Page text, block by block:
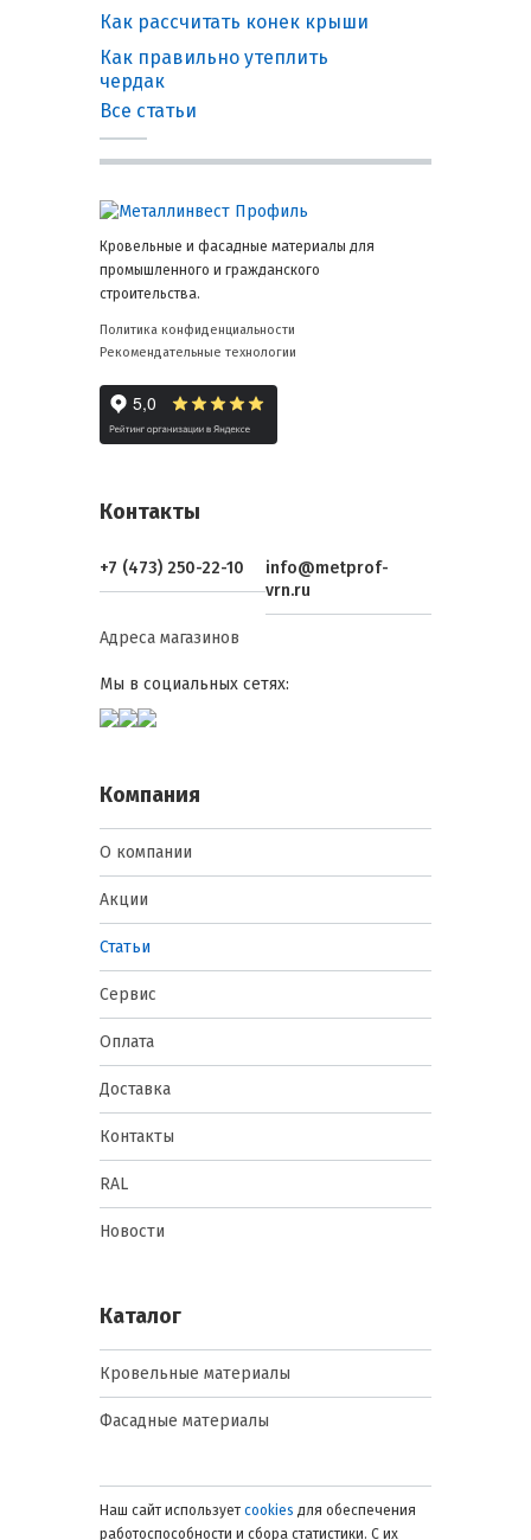
Как рассчитать конек крыши
Как правильно утеплить
чердак
Все статьи
Кровельные и фасадные материалы для
промышленного и гражданского
строительства.
Политика конфиденциальности
Рекомендательные технологии
Контакты
+7 (473) 250-22-10
info@metprof-
vrn.ru
Адреса магазинов
Мы в социальных сетях:
Компания
О компании
Акции
Статьи
Сервис
Оплата
Доставка
Контакты
RAL
Новости
Каталог
Кровельные материалы
Фасадные материалы
Наш сайт использует cookies для обеспечения
работоспособности и сбора статистики. С их